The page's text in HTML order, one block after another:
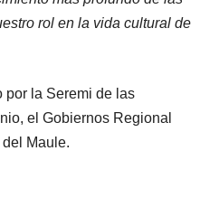
rol en la vida cultural de
por la Seremi de las
el Gobiernos Regional
Maule.